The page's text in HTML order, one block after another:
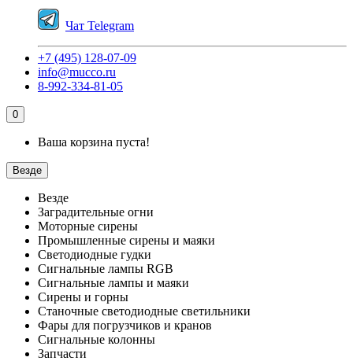
Чат Telegram
+7 (495) 128-07-09
info@mucco.ru
8-992-334-81-05
0
Ваша корзина пуста!
Везде
Везде
Заградительные огни
Моторные сирены
Промышленные сирены и маяки
Светодиодные гудки
Сигнальные лампы RGB
Сигнальные лампы и маяки
Сирены и горны
Станочные светодиодные светильники
Фары для погрузчиков и кранов
Сигнальные колонны
Запчасти